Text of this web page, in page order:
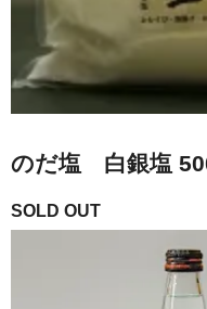
のだ塩 白銀塩
SOLD OUT